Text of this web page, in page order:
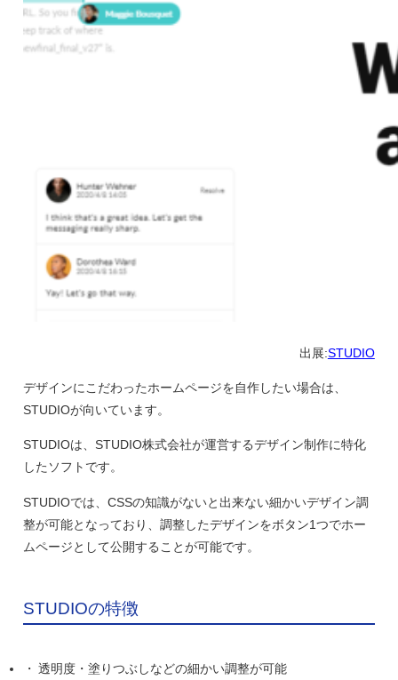
出展:STUDIO
デザインにこだわったホームページを自作したい場合は、
STUDIOが向いています。
STUDIOは、STUDIO株式会社が運営するデザイン制作に特化
したソフトです。
STUDIOでは、CSSの知識がないと出来ない細かいデザイン調
整が可能となっており、調整したデザインをボタン1つでホー
ムページとして公開することが可能です。
STUDIOの特徴
透明度・塗りつぶしなどの細かい調整が可能